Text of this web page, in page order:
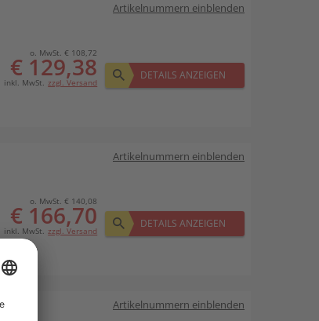
Artikelnummern einblenden
o. MwSt. € 108,72
€ 129,38
inkl. MwSt. zzgl. Versand
DETAILS ANZEIGEN
Artikelnummern einblenden
o. MwSt. € 140,08
€ 166,70
inkl. MwSt. zzgl. Versand
DETAILS ANZEIGEN
Artikelnummern einblenden